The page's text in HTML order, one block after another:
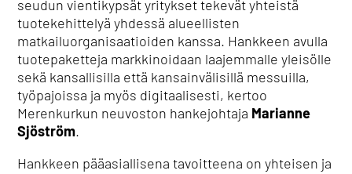
seudun vientikypsät yritykset tekevät yhteistä
tuotekehittelyä yhdessä alueellisten
matkailuorganisaatioiden kanssa. Hankkeen avulla
tuotepaketteja markkinoidaan laajemmalle yleisölle
sekä kansallisilla että kansainvälisillä messuilla,
työpajoissa ja myös digitaalisesti, kertoo
Merenkurkun neuvoston hankejohtaja Marianne
Sjöström.
Hankkeen pääasiallisena tavoitteena on yhteisen ja